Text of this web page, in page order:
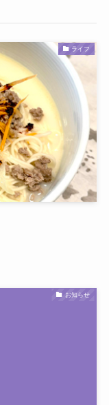
ライフ
お知らせ